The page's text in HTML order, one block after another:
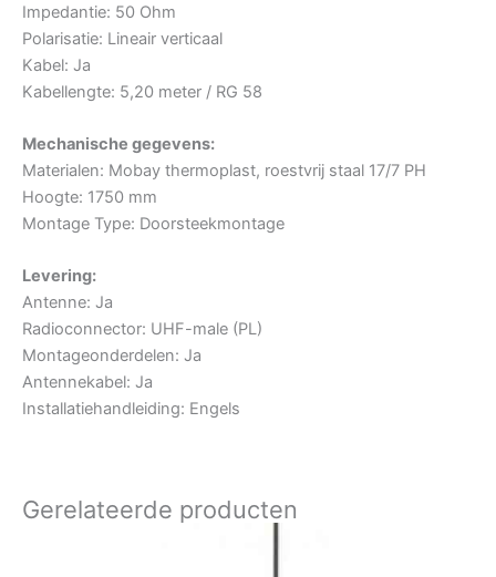
Impedantie: 50 Ohm
Polarisatie: Lineair verticaal
Kabel: Ja
Kabellengte: 5,20 meter / RG 58
Mechanische gegevens:
Materialen: Mobay thermoplast, roestvrij staal 17/7 PH
Hoogte: 1750 mm
Montage Type: Doorsteekmontage
Levering:
Antenne: Ja
Radioconnector: UHF-male (PL)
Montageonderdelen: Ja
Antennekabel: Ja
Installatiehandleiding: Engels
Gerelateerde producten